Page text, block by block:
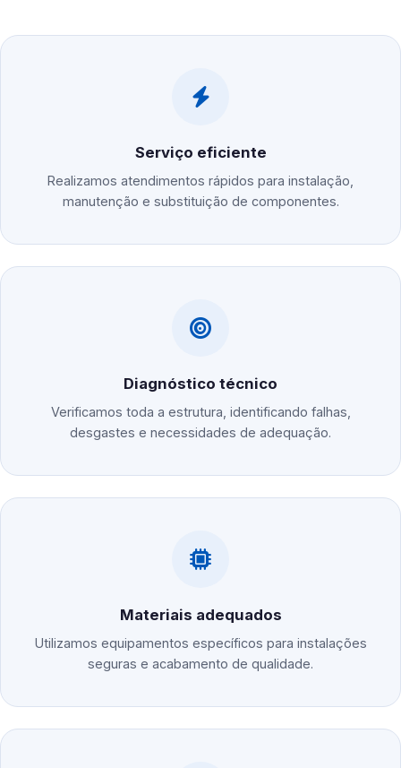
Serviço eficiente
Realizamos atendimentos rápidos para instalação,
manutenção e substituição de componentes.
Diagnóstico técnico
Verificamos toda a estrutura, identificando falhas,
desgastes e necessidades de adequação.
Materiais adequados
Utilizamos equipamentos específicos para instalações
seguras e acabamento de qualidade.